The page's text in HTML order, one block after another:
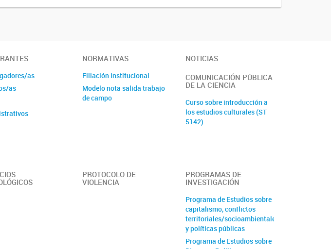
as
as
NORMATIVAS
Filiación institucional
Modelo nota salida trabajo
de campo
NOTICIAS
COMUNICACIÓN PÚBLICA
DE LA CIENCIA
Curso sobre introducción a
los estudios culturales (ST
5142)
PROTOCOLO DE
VIOLENCIA
PROGRAMAS DE
INVESTIGACIÓN
Programa de Estudios sobre
capitalismo, conflictos
territoriales/socioambientales
y políticas públicas
Programa de Estudios sobre